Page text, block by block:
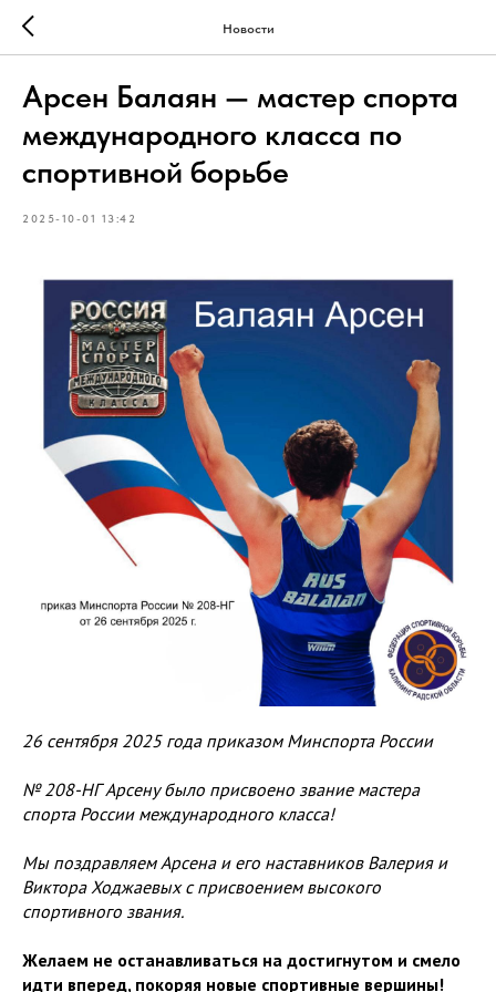
Новости
Арсен Балаян — мастер спорта
международного класса по
спортивной борьбе
2025-10-01 13:42
26 сентября 2025 года приказом Минспорта России
№ 208-НГ Арсену было присвоено звание мастера
спорта России международного класса!
Мы поздравляем Арсена и его наставников Валерия и
Виктора Ходжаевых с присвоением высокого
спортивного звания.
Желаем не останавливаться на достигнутом и смело
идти вперед, покоряя новые спортивные вершины!